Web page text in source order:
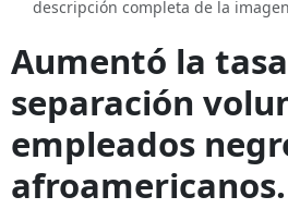
descripción completa de la
Aumentó la
separación
empleados
afroamericanos.